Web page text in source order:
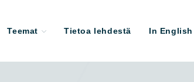
Teemat Tietoa lehdestä In English